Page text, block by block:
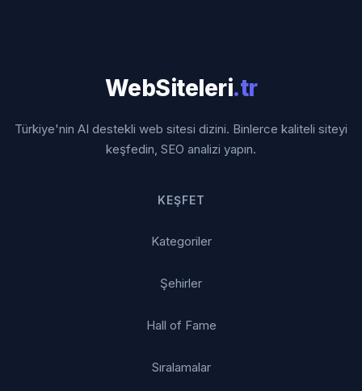
WebSiteleri.tr
Türkiye'nin AI destekli web sitesi dizini. Binlerce kaliteli siteyi
keşfedin, SEO analizi yapın.
KEŞFET
Kategoriler
Şehirler
Hall of Fame
Sıralamalar